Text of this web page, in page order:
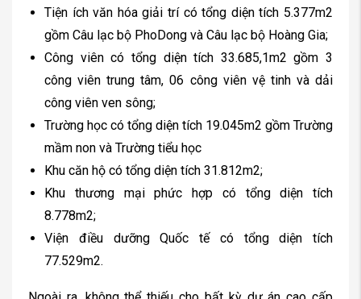
Tiện ích văn hóa giải trí có tổng diện tích 5.377m2
gồm Câu lạc bộ PhoDong và Câu lạc bộ Hoàng Gia;
Công viên có tổng diện tích 33.685,1m2 gồm 3
công viên trung tâm, 06 công viên vệ tinh và dải
công viên ven sông;
Trường học có tổng diện tích 19.045m2 gồm Trường
mầm non và Trường tiểu học
Khu căn hộ có tổng diện tích 31.812m2;
Khu thương mại phức hợp có tổng diện tích
8.778m2;
Viện điều dưỡng Quốc tế có tổng diện tích
77.529m2.